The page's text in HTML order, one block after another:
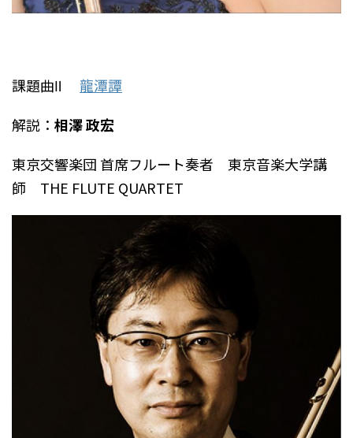
課題曲Ⅱ 龍潭譚
解説： 相澤 政宏
東京交響楽団 首席フルート奏者 東京音楽大学講
師 THE FLUTE QUARTET